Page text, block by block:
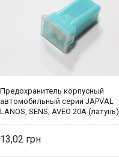
Предохранитель корпусный
автомобильный серии JAPVAL
LANOS, SENS, AVEO 20A (латунь)
13,02